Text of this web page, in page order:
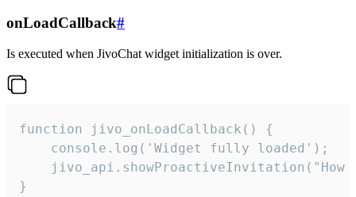
onLoadCallback#
Is executed when JivoChat widget initialization is over.
function jivo_onLoadCallback() {
    console.log('Widget fully loaded');
jivo_api.showProactiveInvitation("How
}